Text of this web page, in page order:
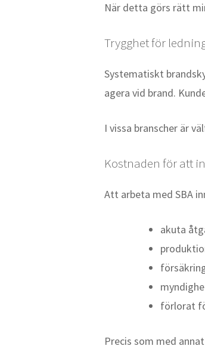
När detta görs rätt
Trygghet för
Systematiskt
agera vid brand.
I vissa branscher är
Kostnaden för att
Att arbeta med SBA
akuta
förlorat
Precis som med